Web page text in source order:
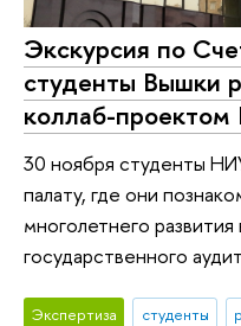
Экскурсия по
студенты Вышки
коллаб-
30 ноября студенты
палату, где они
многолетнего
государственного
Экспертиза студенты